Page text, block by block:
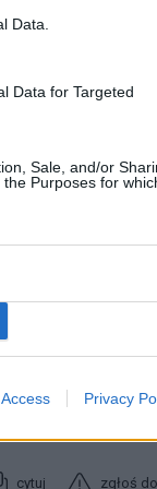
Data.
Data for Targeted
Sale, and/or
Purposes for
Privacy
(ryby). Ograniczyć
No i
prawidlowe-
06-09-2013,
już jego stan był
do tego
cytuj zgłoś